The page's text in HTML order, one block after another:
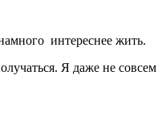
интереснее жить.
Я даже не